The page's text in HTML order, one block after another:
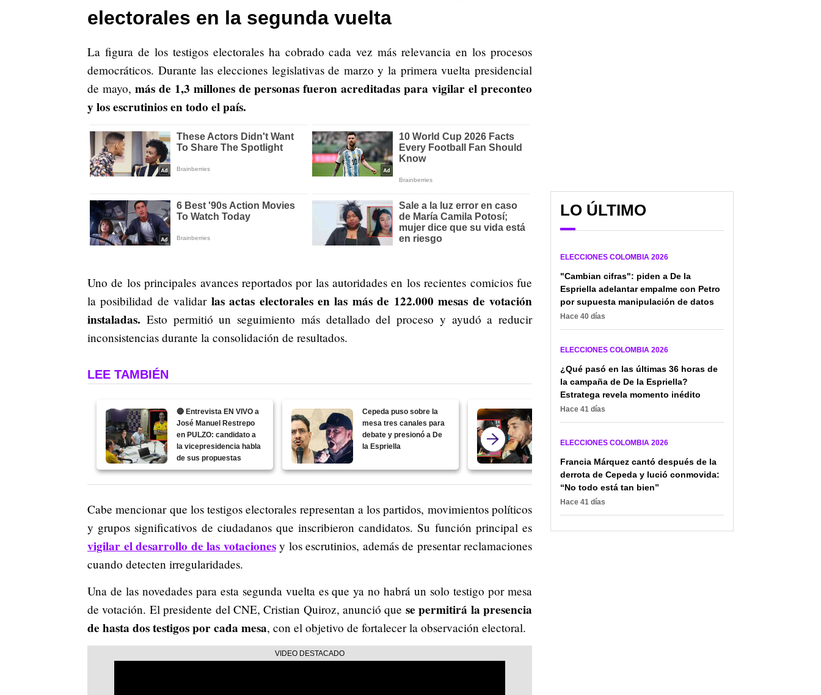
electorales en la segunda vuelta
La figura de los testigos electorales ha cobrado cada vez más relevancia en los procesos
democráticos. Durante las elecciones legislativas de marzo y la primera vuelta presidencial
de mayo, más de 1,3 millones de personas fueron acreditadas para vigilar el preconteo
y los escrutinios en todo el país.
Uno de los principales avances reportados por las autoridades en los recientes comicios fue
la posibilidad de validar las actas electorales en las más de 122.000 mesas de votación
instaladas. Esto permitió un seguimiento más detallado del proceso y ayudó a reducir
inconsistencias durante la consolidación de resultados.
LEE TAMBIÉN
🔴 Entrevista EN VIVO a
José Manuel Restrepo
en PULZO: candidato a
la vicepresidencia habla
de sus propuestas
Cepeda puso sobre la
mesa tres canales para
debate y presionó a De
la Espriella
¿Golpe de Westcol a la
campaña de Iván
invitación que le hizo
Aída Quilcué
Cabe mencionar que los testigos electorales representan a los partidos, movimientos políticos
y grupos significativos de ciudadanos que inscribieron candidatos. Su función principal es
vigilar el desarrollo de las votacionesy los escrutinios, además de presentar reclamaciones
cuando detecten irregularidades.
Una de las novedades para esta segunda vuelta es que ya no habrá un solo testigo por mesa
de votación. El presidente del CNE, Cristian Quiroz, anunció que se permitirá la presencia
de hasta dos testigos por cada mesa, con el objetivo de fortalecer la observación electoral.
LO ÚLTIMO
ELECCIONES COLOMBIA 2026
"Cambian cifras": piden a De la
Espriella adelantar empalme con Petro
por supuesta manipulación de datos
Hace 40 días
ELECCIONES COLOMBIA 2026
¿Qué pasó en las últimas 36 horas de
la campaña de De la Espriella?
Estratega revela momento inédito
Hace 41 días
ELECCIONES COLOMBIA 2026
Francia Márquez cantó después de la
derrota de Cepeda y lució conmovida:
“No todo está tan bien”
Hace 41 días